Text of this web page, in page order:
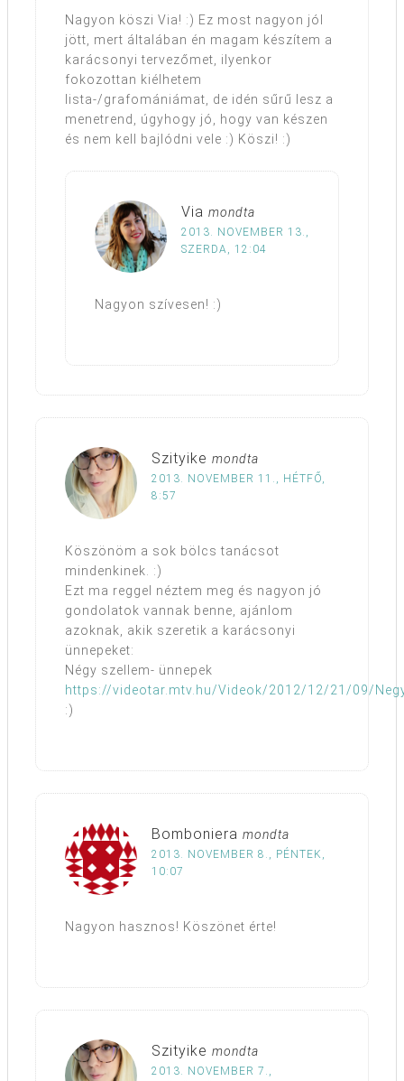
Nagyon köszi Via! :) Ez most nagyon jól
jött, mert általában én magam készítem a
karácsonyi tervezőmet, ilyenkor
fokozottan kiélhetem
lista-/grafomániámat, de idén sűrű lesz a
menetrend, úgyhogy jó, hogy van készen
és nem kell bajlódni vele :) Köszi! :)
Via mondta
2013. NOVEMBER 13.,
SZERDA, 12:04
Nagyon szívesen! :)
Szityike mondta
2013. NOVEMBER 11., HÉTFŐ,
8:57
Köszönöm a sok bölcs tanácsot
mindenkinek. :)
Ezt ma reggel néztem meg és nagyon jó
gondolatok vannak benne, ajánlom
azoknak, akik szeretik a karácsonyi
ünnepeket:
Négy szellem- ünnepek
https://videotar.mtv.hu/Videok/2012/12/21/09/
:)
Bomboniera mondta
2013. NOVEMBER 8., PÉNTEK,
10:07
Nagyon hasznos! Köszönet érte!
Szityike mondta
2013. NOVEMBER 7.,